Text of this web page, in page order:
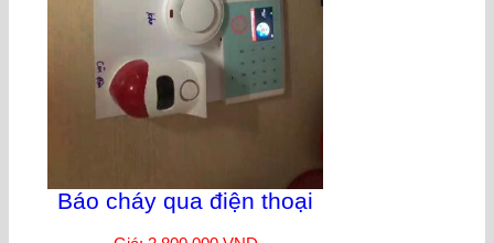
Báo cháy qua điện thoại